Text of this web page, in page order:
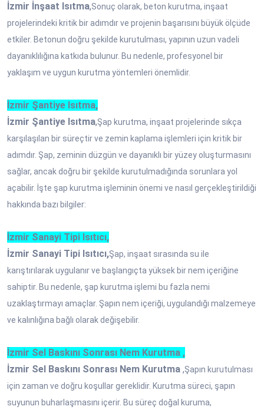
İzmir İnşaat Isıtma,Sonuç olarak, beton kurutma, inşaat
projelerindeki kritik bir adımdır ve projenin başarısını büyük ölçüde
etkiler. Betonun doğru şekilde kurutulması, yapının uzun vadeli
dayanıklılığına katkıda bulunur. Bu nedenle, profesyonel bir
yaklaşım ve uygun kurutma yöntemleri önemlidir.
İzmir Şantiye Isıtma,
İzmir Şantiye Isıtma,Şap kurutma, inşaat projelerinde sıkça
karşılaşılan bir süreçtir ve zemin kaplama işlemleri için kritik bir
adımdır. Şap, zeminin düzgün ve dayanıklı bir yüzey oluşturmasını
sağlar, ancak doğru bir şekilde kurutulmadığında sorunlara yol
açabilir. İşte şap kurutma işleminin önemi ve nasıl gerçekleştirildiği
hakkında bazı bilgiler:
İzmir Sanayi Tipi Isıtıcı,
İzmir Sanayi Tipi Isıtıcı,Şap, inşaat sırasında su ile
karıştırılarak uygulanır ve başlangıçta yüksek bir nem içeriğine
sahiptir. Bu nedenle, şap kurutma işlemi bu fazla nemi
uzaklaştırmayı amaçlar. Şapın nem içeriği, uygulandığı malzemeye
ve kalınlığına bağlı olarak değişebilir.
İzmir Sel Baskını Sonrası Nem Kurutma ,
İzmir Sel Baskını Sonrası Nem Kurutma ,Şapın kurutulması
için zaman ve doğru koşullar gereklidir. Kurutma süreci, şapın
suyunun buharlaşmasını içerir. Bu süreç doğal kuruma,